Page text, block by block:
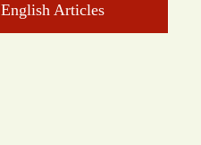
English Articles